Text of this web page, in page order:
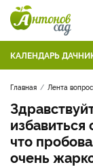
КАЛЕНДАРЬ
Главная Лента
избавиться
что
очень